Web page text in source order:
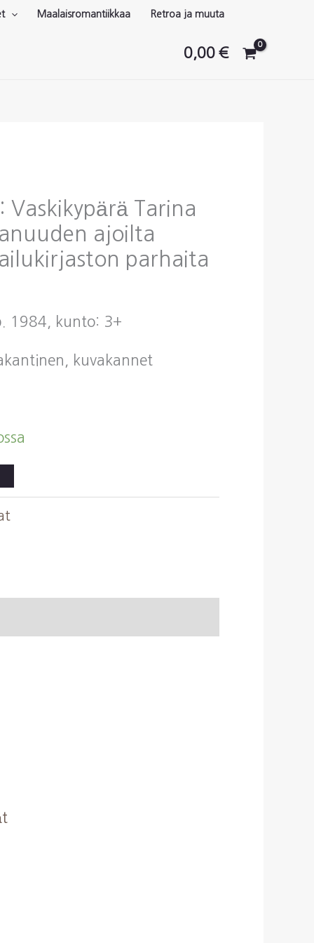
Maalaisromantiikkaa Retroa ja muuta
0,00€
Vaskikypärä Tarina
ajoilta
parhaita
1984, kunto: 3+
kuvakannet